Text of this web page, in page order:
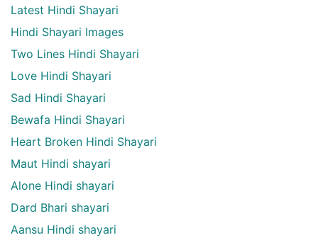
Latest Hindi Shayari
Hindi Shayari Images
Two Lines Hindi Shayari
Love Hindi Shayari
Sad Hindi Shayari
Bewafa Hindi Shayari
Heart Broken Hindi Shayari
Maut Hindi shayari
Alone Hindi shayari
Dard Bhari shayari
Aansu Hindi shayari